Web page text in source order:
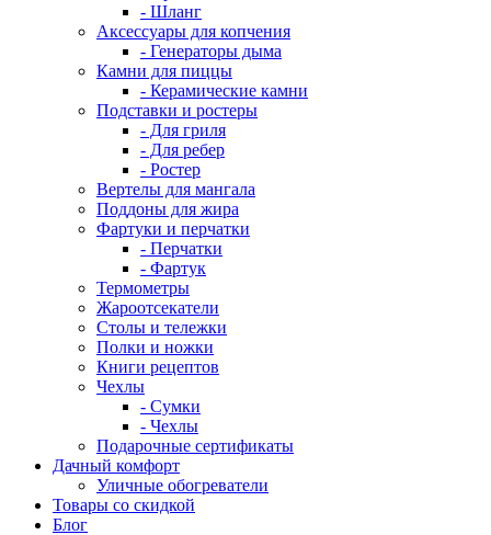
- Шланг
Аксессуары для копчения
- Генераторы дыма
Камни для пиццы
- Керамические камни
Подставки и ростеры
- Для гриля
- Для ребер
- Ростер
Вертелы для мангала
Поддоны для жира
Фартуки и перчатки
- Перчатки
- Фартук
Термометры
Жароотсекатели
Столы и тележки
Полки и ножки
Книги рецептов
Чехлы
- Сумки
- Чехлы
Подарочные сертификаты
Дачный комфорт
Уличные обогреватели
Товары со скидкой
Блог